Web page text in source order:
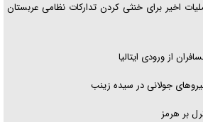
اخیر برای خنثی کردن تدارکات نظامی عربستان
از ورودی ایتالیا
جولانی در سیده زینب
بر هرمز